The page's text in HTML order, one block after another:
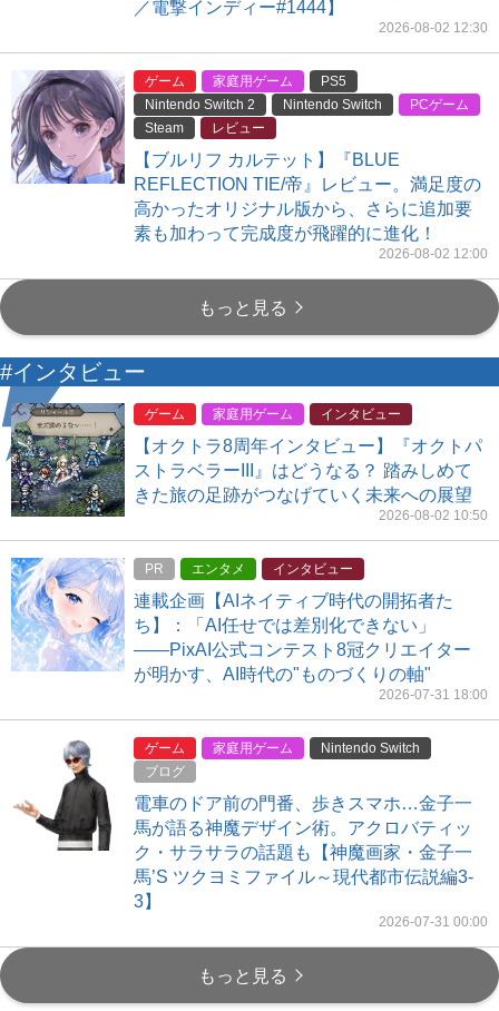
／電撃インディー#1444】
2026-08-02 12:30
ゲーム 家庭用ゲーム
PS5
Nintendo Switch 2
Nintendo Switch
PCゲーム
Steam
レビュー
【ブルリフ カルテット】『BLUE
REFLECTION TIE/帝』レビュー。満足度の
高かったオリジナル版から、さらに追加要
素も加わって完成度が飛躍的に進化！
2026-08-02 12:00
もっと見る
#インタビュー
ゲーム 家庭用ゲーム インタビュー
【オクトラ8周年インタビュー】『オクトパ
ストラベラーIII』はどうなる？ 踏みしめて
きた旅の足跡がつなげていく未来への展望
2026-08-02 10:50
PR エンタメ インタビュー
連載企画【AIネイティブ時代の開拓者た
ち】：「AI任せでは差別化できない」
――PixAI公式コンテスト8冠クリエイター
が明かす、AI時代の"ものづくりの軸"
2026-07-31 18:00
ゲーム 家庭用ゲーム
Nintendo Switch
ブログ
電車のドア前の門番、歩きスマホ…金子一
馬が語る神魔デザイン術。アクロバティッ
ク・サラサラの話題も【神魔画家・金子一
馬’S ツクヨミファイル～現代都市伝説編3-
3】
2026-07-31 00:00
もっと見る